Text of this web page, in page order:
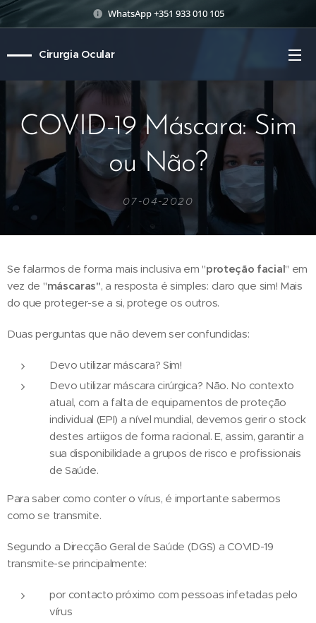
WhatsApp +351 933 010 105
Cirurgia Ocular
COVID-19 Máscara: Sim
ou Não?
07-04-2020
Se falarmos de forma mais inclusiva em "proteção facial" em
vez de "máscaras", a resposta é simples: claro que sim! Mais
do que proteger-se a si, protege os outros.
Duas perguntas que não devem ser confundidas:
Devo utilizar máscara? Sim!
Devo utilizar máscara cirúrgica? Não. No contexto
atual, com a falta de equipamentos de proteção
individual (EPI) a nível mundial, devemos gerir o stock
destes artiigos de forma racional. E, assim, garantir a
sua disponibilidade a grupos de risco e profissionais
de Saúde.
Para saber como conter o vírus, é importante sabermos
como se transmite.
Segundo a Direcção Geral de Saúde (DGS) a COVID-19
transmite-se principalmente:
por contacto próximo com pessoas infetadas pelo
vírus